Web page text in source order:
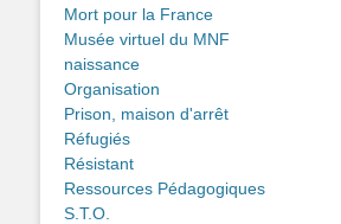
Mort pour la France
Musée virtuel du MNF
naissance
Organisation
Prison, maison d'arrêt
Réfugiés
Résistant
Ressources Pédagogiques
S.T.O.